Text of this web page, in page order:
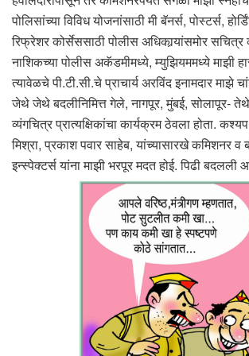
पोलिसांच्या विविध योजनांसाठी मी बॅनर्स, पोस्टर्स,
रिफ्रेशर कोर्सेससाठी पोलीस अधिकार्‍यांसमोर सचित्र
नाशिकच्या पोलीस अकॅडमीमध्ये, म्युझियममध्ये माझी
त्यावेळचे पी.टी.सी.चे प्राचार्य अरविंद इनामदार माझे
जेथे जेथे बदलीनिमित्त गेले, नागपूर, मुंबई, सोलापूर- तेथे
व्यंगचित्र प्रात्यक्षिकांचा कार्यक्रम ठेवला होता.
मिश्रा, प्रकाश पवार साहेब, यांच्यासारखे कमिशनर
इन्स्पेक्टर्स यांना माझी भरपूर मदत होई. पिढी